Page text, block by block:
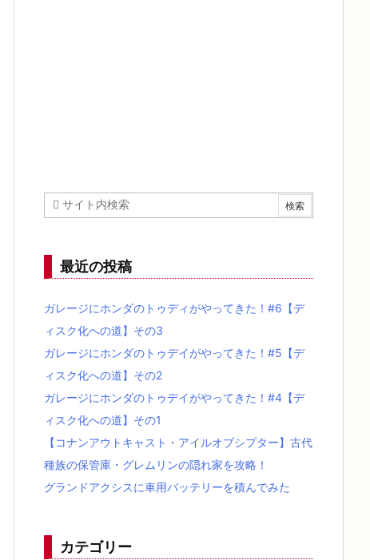
最近の投稿
ガレージにホンダのトゥディがやってきた！#6【デ
ィスク化への道】その3
ガレージにホンダのトゥデイがやってきた！#5【デ
ィスク化への道】その2
ガレージにホンダのトゥデイがやってきた！#4【デ
ィスク化への道】その1
【コナンアウトキャスト・アイルオブシプター】古代
種族の保管庫・グレムリンの隠れ家を攻略！
グランドアクシスに車用バッテリーを積んでみた
カテゴリー